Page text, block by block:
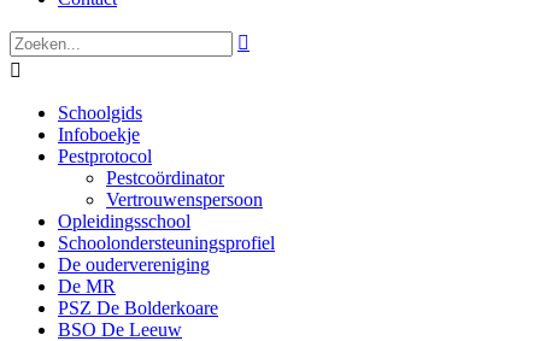


Schoolgids
Infoboekje
Pestprotocol
Pestcoördinator
Vertrouwenspersoon
Opleidingsschool
Schoolondersteuningsprofiel
De oudervereniging
De MR
PSZ De Bolderkoare
BSO De Leeuw